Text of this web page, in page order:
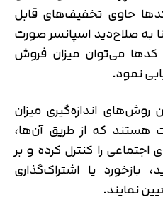
حاوی تخفیف‌های قابل
به صلاح‌دید اسپانسر صورت
کدها می‌توان میزان فروش
نمود.
اندازه‌گیری میزان
هستند که از طریق آن‌ها،
اجتماعی را کنترل کرده و بر
بازخورد یا اشتراک‌گذاری
نمایند.